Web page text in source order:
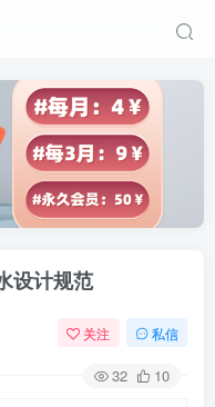
设计规范
关注 私信
32 10